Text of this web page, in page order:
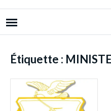
Étiquette :